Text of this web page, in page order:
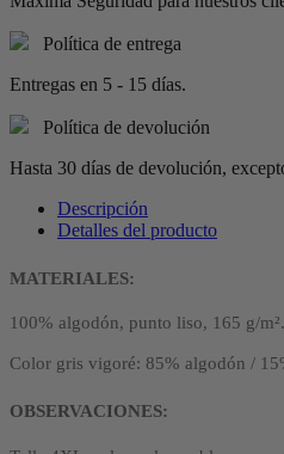
Política de entrega
Entregas en 5 - 15 días.
Política de devolución
Hasta 30 días de devolución,
Descripción
Detalles del producto
MATERIALES:
100% algodón, punto liso, 165 g/m².
Color gris vigoré: 85% algodón /
OBSERVACIONES: